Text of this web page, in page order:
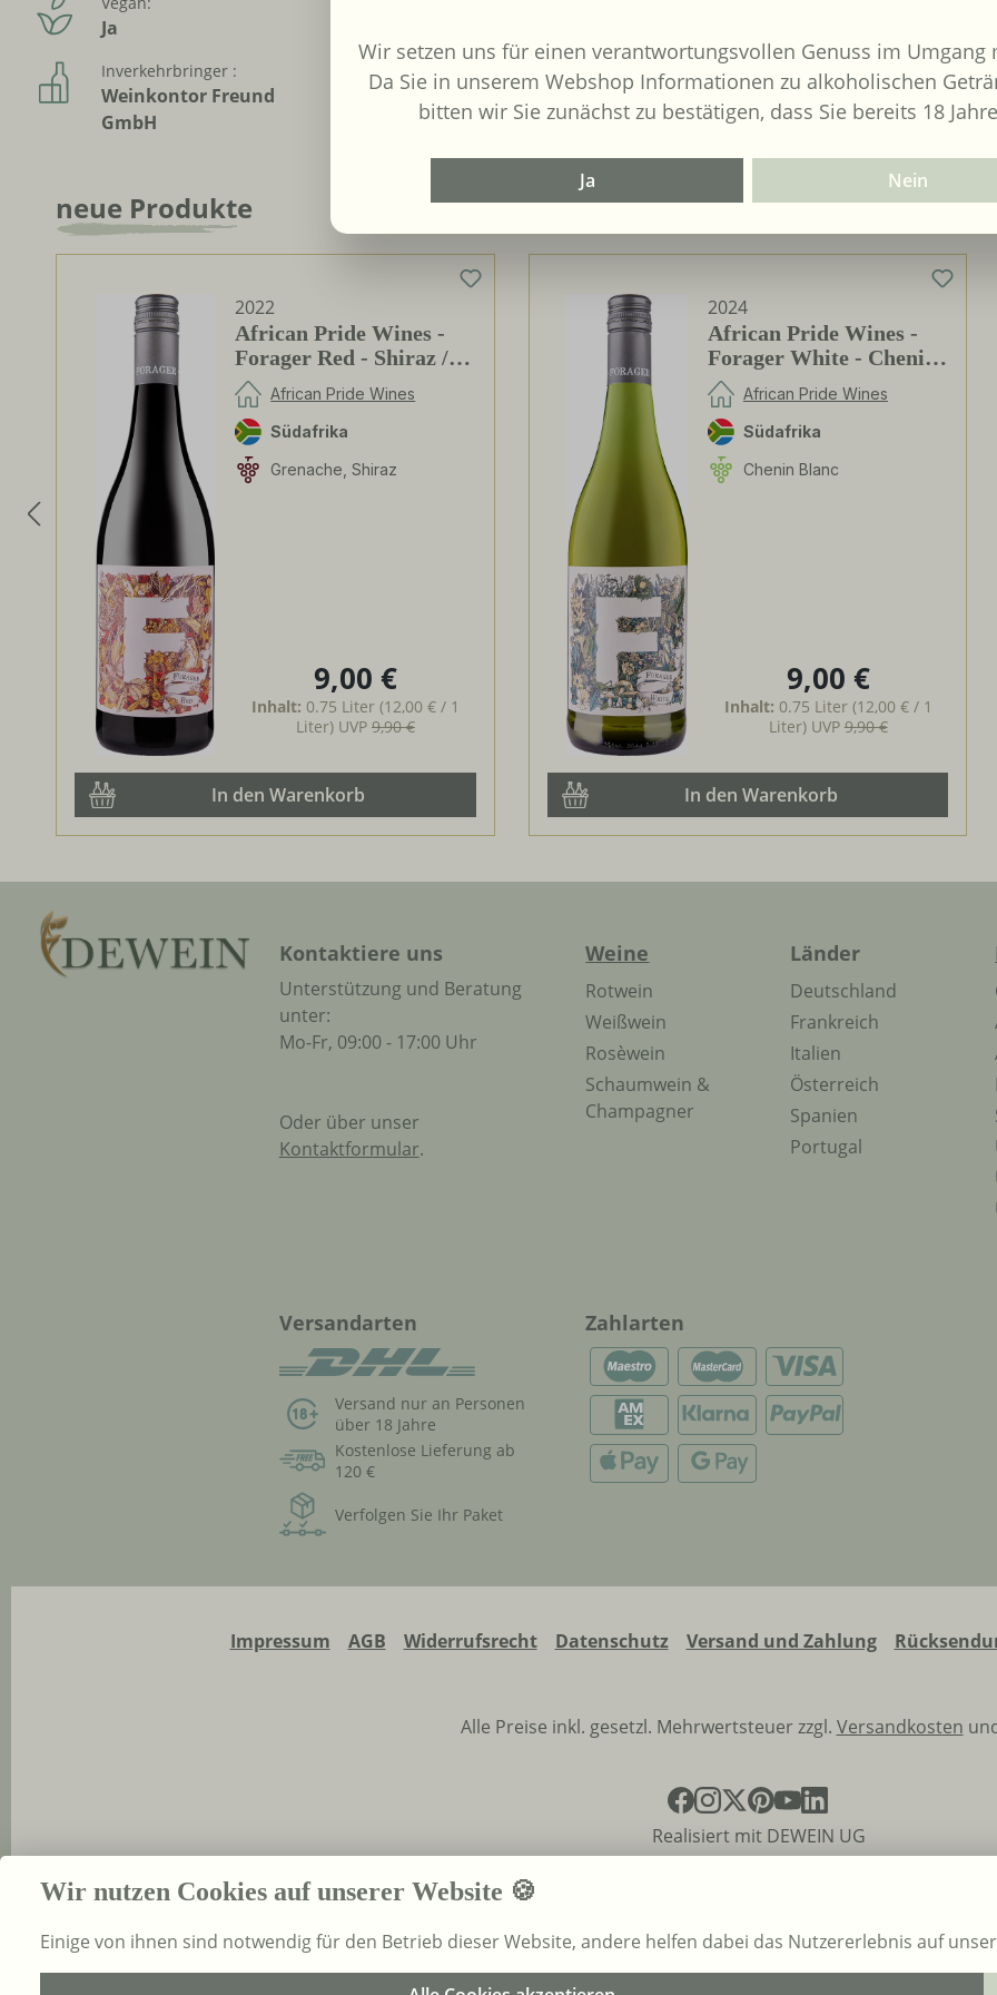
Ja
Inverkehrbringer :
Weinkontor Freund
GmbH
Produktgalerie überspringen
neue Produkte
2022
African Pride Wines -
Forager Red - Shiraz /
Grenache
African Pride Wines
Südafrika
Grenache, Shiraz
Regulärer Preis:
9,00 €
Inhalt: 0.75 Liter (12,00 € / 1
Liter) UVP 9,90 €
In den Warenkorb
2024
African Pride Wines -
Forager White - Chenin
Blanc / Grenache Blanc
African Pride Wines
Südafrika
Chenin Blanc
Regulärer Preis:
9,00 €
Inhalt: 0.75 Liter (12,00 € / 1
Liter) UVP9,90 €
In den Warenkorb
Kontaktiere uns
Unterstützung und Beratung
unter:
Mo-Fr, 09:00 - 17:00 Uhr
Oder über unser
Kontaktformular.
Weine
Rotwein
Weißwein
Rosèwein
Schaumwein &
Champagner
Länder
Deutschland
Frankreich
Italien
Österreich
Spanien
Portugal
Versandarten
Versand nur an Personen
über 18 Jahre
Kostenlose Lieferung ab
120 €
Verfolgen Sie Ihr Paket
Zahlarten
Impressum AGB Widerrufsrecht Datenschutz Versand und Zahlung
Alle Preise inkl. gesetzl. Mehrwertsteuer zzgl. Versandkosten
Realisiert mit DEWEIN UG
Wir nutzen Cookies auf unserer Website 🍪
Einige von ihnen sind notwendig für den Betrieb dieser Website, andere helfen dabei das Nutzererlebnis auf
Wir setzen uns für einen verantwortungsvollen Genuss im Umgang
Da Sie in unserem Webshop Informationen zu alkoholischen
bitten wir Sie zunächst zu bestätigen, dass Sie bereits 18
Ja Nein